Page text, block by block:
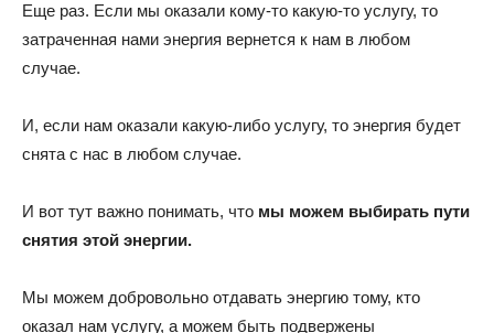
Еще раз. Если мы оказали кому-то какую-то услугу, то
затраченная нами энергия вернется к нам в любом
случае.
И, если нам оказали какую-либо услугу, то энергия будет
снята с нас в любом случае.
И вот тут важно понимать, что мы можем выбирать пути
снятия этой энергии.
Мы можем добровольно отдавать энергию тому, кто
оказал нам услугу, а можем быть подвержены